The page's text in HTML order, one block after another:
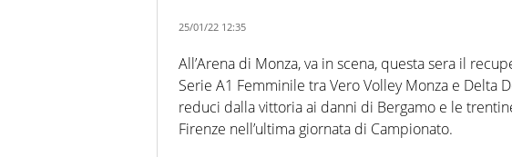
25/01/22 12:35
All’Arena di Monza, va in scena, questa sera il
Serie A1 Femminile tra Vero Volley Monza e Delta
reduci dalla vittoria ai danni di Bergamo e le
Firenze nell’ultima giornata di Campionato.